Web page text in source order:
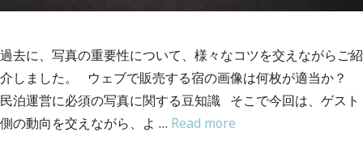
過去に、写真の重要性について、様々なコツを交えながらご紹
介しました。 ウェブで販売する宿の画像は何枚が適当か？
民泊運営に必須の写真に関する豆知識 そこで今回は、ゲスト
側の動向を交えながら、よ … Read more